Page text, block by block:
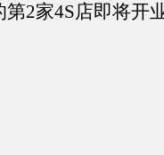
2家4S店即将开